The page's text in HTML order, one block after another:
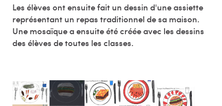
Les élèves ont ensuite fait un dessin d'une assiette
représentant un repas traditionnel de sa maison.
Une mosaïque a ensuite été créée avec les dessins
des élèves de toutes les classes.